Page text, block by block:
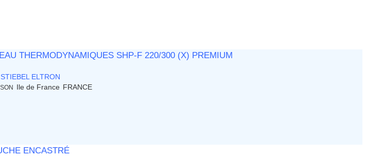
THERMODYNAMIQUES SHP-F 220/300 (X) PREMIUM
ELTRON
Ile de France FRANCE
ENCASTRÉ